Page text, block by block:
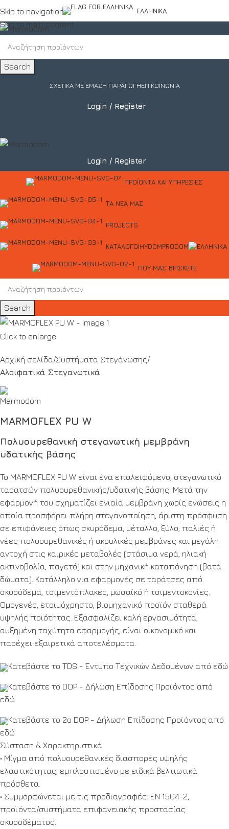
Skip to navigation
Skip to main content
ΕΛΛΗΝΙΚΆ
Search
ΣΧΕΤΙΚΆ ΜΕ ΕΜΆΣΗ ΠΑΡΑΓΩΓΉΕΠΙΚΟΙΝΩΝΊΑ
Login / Register
Login / Register
ΠΡΟΪΌΝΤΑ ΚΑΙ ΥΠΗΡΕΣΊΕΣ
ΤΑ ΝΈΑ ΜΑΣ
PROJECTS
ΚΑΤΆΛΟΓΟΙHYDOMPRODOM
ΠΟΥ ΜΑΣ ΒΡΊΣΚΕΤΕ
Search
Click to enlarge
Αρχική σελίδα Συστήματα Στεγάνωσης
Αλοιφατικά Στεγανωτικά
MARMOFLEX PU W
Πολυουρεθανική στεγανωτική μεμβράνη
υδατικής βάσης
To MARMOFLEX PU W είναι ένα επαλειφόμενο, στεγανωτικό
ταρατσών πολυουρεθανικής/υδατικής βάσης. Μετά την
εφαρμογή του σχηματίζει ενιαία μεμβράνη χωρίς ενώσεις η
οποία προσφέρει πλήρη στεγανοποίηση, άριστη πρόσφυση
σε επιφάνειες όπως σκυρόδεμα, μέταλλο, ξύλο, παλιές ή
νέες πολυουρεθανικές ή ακρυλικές μεμβράνες και μεγάλη
αντοχή στις καιρικές μεταβολές (στάσιμα νερά, ηλιακή
ακτινοβολία, παγετό) και στην μηχανική καταπόνηση (βατά
δώματα). Κατάλληλο για εφαρμογές σε ταράτσες από
σκυρόδεμα, τσιμεντόπλακες, μωσαϊκό ή τσιμεντοκονίες.
Ομογενές, ετοιμόχρηστο, βιομηχανικό προϊόν σταθερά
υψηλής ποιότητας. Εξασφαλίζει καλή εργασιμότητα,
αυξημένη ταχύτητα εφαρμογής, είναι οικονομικό και
παρέχει εξαιρετικά αποτελέσματα.
Κατεβάστε το TDS - Έντυπο Τεχνικών Δεδομένων από εδώ
Κατεβάστε το DOP - Δήλωση Επίδοσης Προϊόντος από
εδώ
Κατεβάστε το 2o DOP - Δήλωση Επίδοσης Προϊόντος από
εδώ
Σύσταση & Χαρακτηριστικά
• Μίγμα από πολυουρεθανικές διασπορές υψηλής
ελαστικότητας, εμπλουτισμένο με ειδικά βελτιωτικά
πρόσθετα.
• Συμμορφώνεται με τις προδιαγραφές: ΕΝ 1504-2,
προϊόντα/συστήματα επιφανειακής προστασίας
σκυροδέματος.